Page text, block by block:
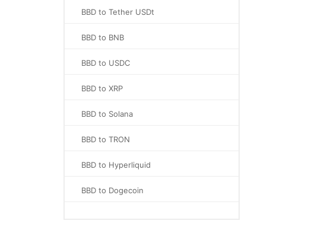
BBD to Tether USDt
BBD to BNB
BBD to USDC
BBD to XRP
BBD to Solana
BBD to TRON
BBD to Hyperliquid
BBD to Dogecoin